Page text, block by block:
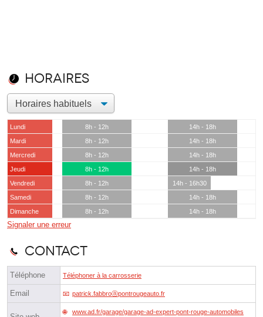
Horaires
Lundi 8h - 12h
14h - 18h
Mardi
8h - 12h
14h - 18h
Mercredi
8h - 12h
14h - 18h
Jeudi
8h - 12h
14h - 18h
Vendredi
8h - 12h
14h - 16h30
Samedi
8h - 12h
14h - 18h
Dimanche
8h - 12h 14h - 18h
Signaler une erreur
Contact
Téléphone Téléphoner à la carrosserie
Email patrick.fabbroⓐpontrougeauto.fr
www.ad.fr/garage/garage-ad-expert-pont-rouge-automobiles